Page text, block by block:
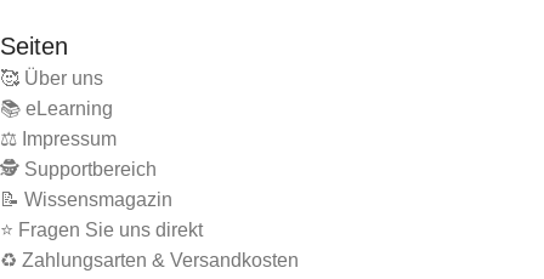
Seiten
🥰 Über uns
📚 eLearning
⚖️ Impressum
🕵 Supportbereich
📝 Wissensmagazin
⭐ Fragen Sie uns direkt
♻️ Zahlungsarten & Versandkosten